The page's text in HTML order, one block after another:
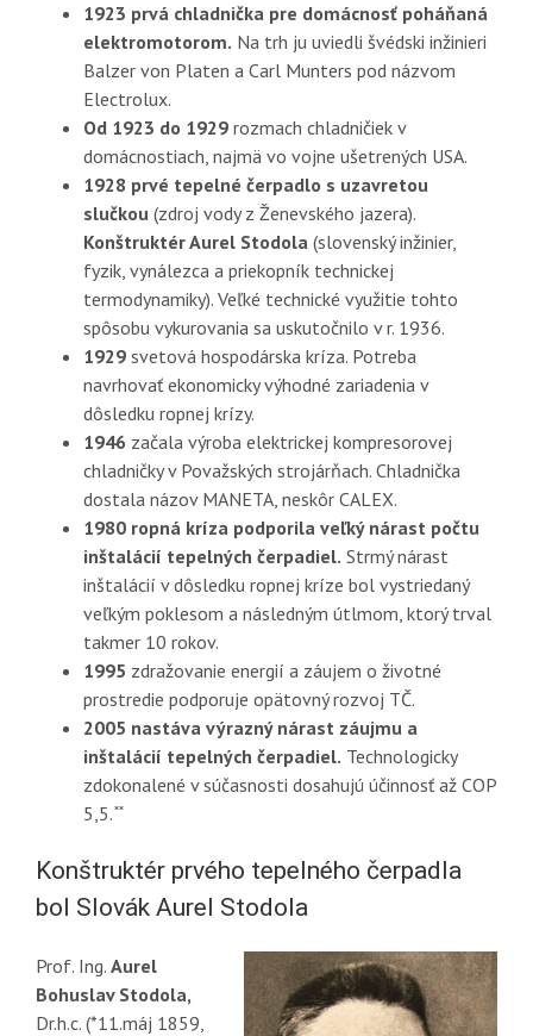
1923 prvá chladnička pre domácnosť poháňaná
elektromotorom. Na trh ju uviedli švédski inžinieri
Balzer von Platen a Carl Munters pod názvom
Electrolux.
Od 1923 do 1929 rozmach chladničiek v
domácnostiach, najmä vo vojne ušetrených USA.
1928 prvé tepelné čerpadlo s uzavretou
slučkou(zdroj vody z Ženevského jazera).
Konštruktér Aurel Stodola(slovenský inžinier,
fyzik, vynálezca a priekopník technickej
termodynamiky). Veľké technické využitie tohto
spôsobu vykurovania sa uskutočnilo v r. 1936.
1929 svetová hospodárska kríza. Potreba
navrhovať ekonomicky výhodné zariadenia v
dôsledku ropnej krízy.
1946 začala výroba elektrickej kompresorovej
chladničky v Považských strojárňach. Chladnička
dostala názov MANETA, neskôr CALEX.
1980 ropná kríza podporila veľký nárast počtu
inštalácií tepelných čerpadiel. Strmý nárast
inštalácií v dôsledku ropnej kríze bol vystriedaný
veľkým poklesom a následným útlmom, ktorý trval
takmer 10 rokov.
1995 zdražovanie energií a záujem o životné
prostredie podporuje opätovný rozvoj TČ.
2005 nastáva výrazný nárast záujmu a
inštalácií tepelných čerpadiel. Technologicky
zdokonalené v súčasnosti dosahujú účinnosť až COP
5,5. ̽ ̽
Konštruktér prvého tepelného čerpadla
bol Slovák Aurel Stodola
Prof. Ing. Aurel
Bohuslav Stodola,
Dr.h.c. (*11.máj 1859,